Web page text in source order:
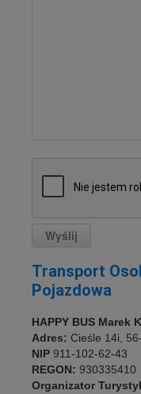
Transport
Pojazdowa
HAPPY BUS Marek
Adres: Cieśle 14i,
NIP 911-102-62-43
REGON: 930335410
Organizator